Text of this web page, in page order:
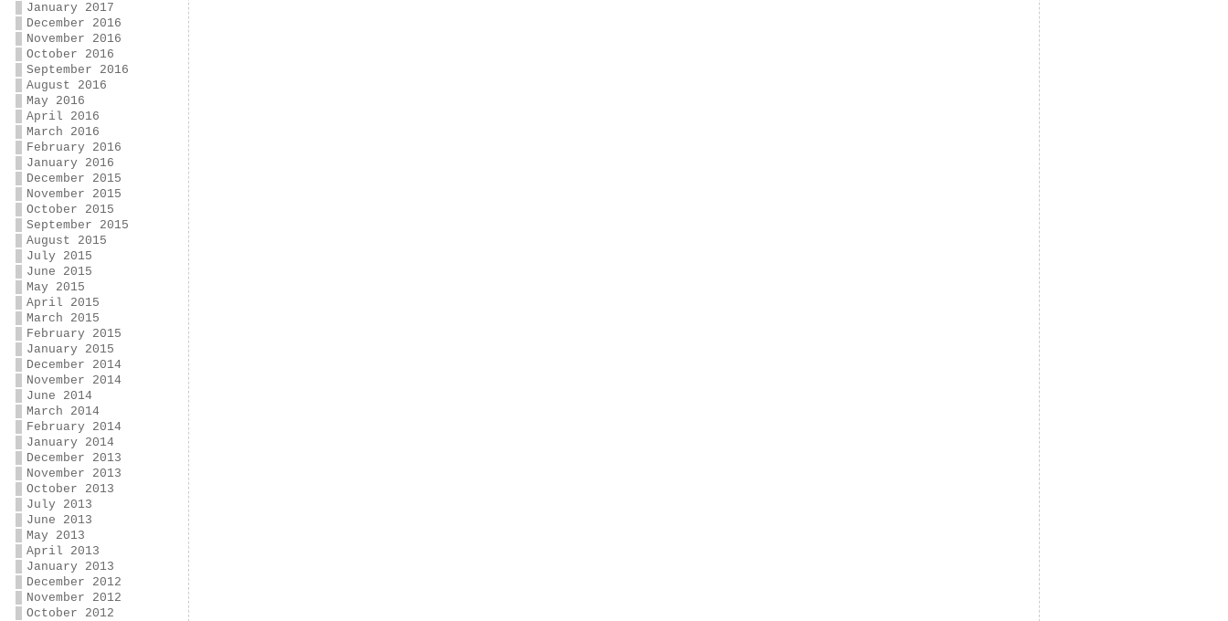
January 2017
December 2016
November 2016
October 2016
September 2016
August 2016
May 2016
April 2016
March 2016
February 2016
January 2016
December 2015
November 2015
October 2015
September 2015
August 2015
July 2015
June 2015
May 2015
April 2015
March 2015
February 2015
January 2015
December 2014
November 2014
June 2014
March 2014
February 2014
January 2014
December 2013
November 2013
October 2013
July 2013
June 2013
May 2013
April 2013
January 2013
December 2012
November 2012
October 2012